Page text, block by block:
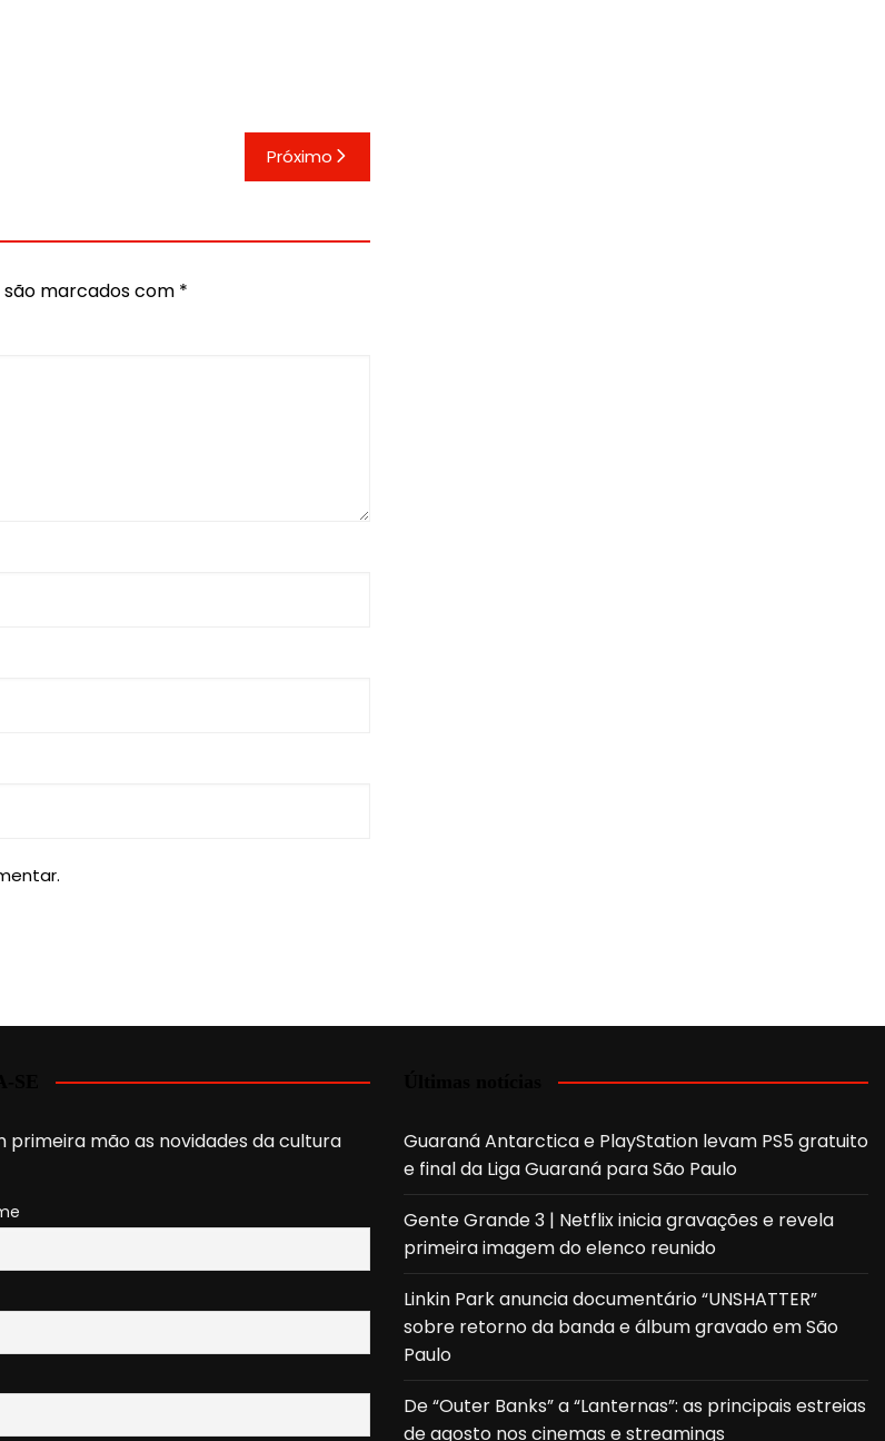
Próximo
marcados com *
primeira mão as novidades da cultura
Guaraná Antarctica e PlayStation levam PS5 gratuito
e final da Liga Guaraná para São Paulo
Gente Grande 3 | Netflix inicia gravações e revela
primeira imagem do elenco reunido
Linkin Park anuncia documentário “UNSHATTER”
sobre retorno da banda e álbum gravado em São
Paulo
De “Outer Banks” a “Lanternas”: as principais estreias
de agosto nos cinemas e streamings